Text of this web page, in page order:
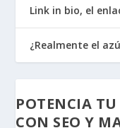
Link in bio, el
¿Realmente el
POTENCIA
CON SEO Y